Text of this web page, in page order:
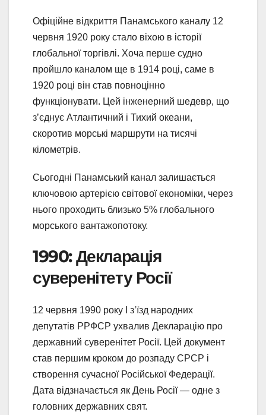
Офіційне відкриття Панамського каналу 12
червня 1920 року стало віхою в історії
глобальної торгівлі. Хоча перше судно
пройшло каналом ще в 1914 році, саме в
1920 році він став повноцінно
функціонувати. Цей інженерний шедевр, що
з’єднує Атлантичний і Тихий океани,
скоротив морські маршрути на тисячі
кілометрів.
Сьогодні Панамський канал залишається
ключовою артерією світової економіки, через
нього проходить близько 5% глобального
морського вантажопотоку.
1990: Декларація
суверенітету Росії
12 червня 1990 року I з’їзд народних
депутатів РРФСР ухвалив Декларацію про
державний суверенітет Росії. Цей документ
став першим кроком до розпаду СРСР і
створення сучасної Російської Федерації.
Дата відзначається як День Росії — одне з
головних державних свят.